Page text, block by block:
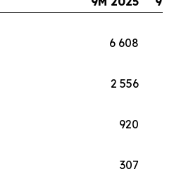
6 608
2 556
920
307